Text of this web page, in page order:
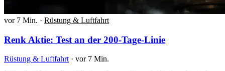
vor 7 Min. · Rüstung & Luftfahrt
Renk Aktie: Test an der 200-Tage-Linie
Rüstung & Luftfahrt · vor 7 Min.